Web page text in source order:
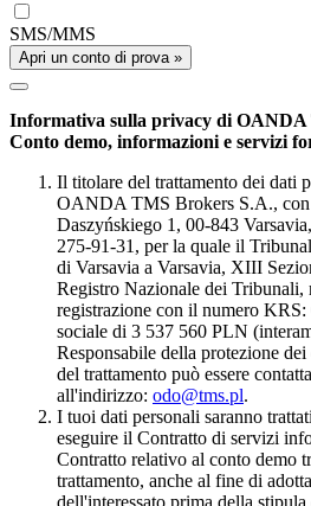
SMS/MMS
Apri un conto di prova »
Informativa sulla privacy di OANDA
Conto demo, informazioni e servizi
Il titolare del trattamento dei dati
OANDA TMS Brokers S.A., con
Daszyńskiego 1, 00-843
275-91-31, per la quale il
di Varsavia a Varsavia, XIII
Registro Nazionale dei Tribunali,
registrazione con il numero
sociale di 3 537 560 PLN
Responsabile della protezione
del trattamento può essere
all'indirizzo: odo@tms.pl.
I tuoi dati personali saranno
eseguire il Contratto di servizi
Contratto relativo al conto demo
trattamento, anche al fine di
dell'interessato prima della